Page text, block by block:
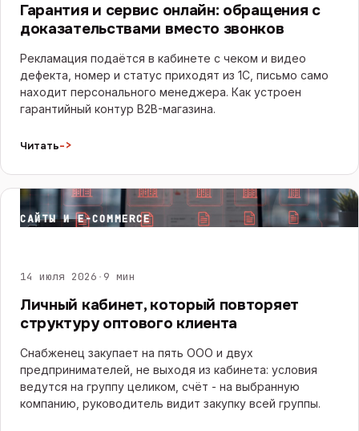
Гарантия и сервис онлайн: обращения с
доказательствами вместо звонков
Рекламация подаётся в кабинете с чеком и видео
дефекта, номер и статус приходят из 1С, письмо само
находит персонального менеджера. Как устроен
гарантийный контур B2B-магазина.
Читать->
САЙТЫ И E-COMMERCE
14 июля 2026 · 9 мин
Личный кабинет, который повторяет
структуру оптового клиента
Снабженец закупает на пять ООО и двух
предпринимателей, не выходя из кабинета: условия
ведутся на группу целиком, счёт - на выбранную
компанию, руководитель видит закупку всей группы.